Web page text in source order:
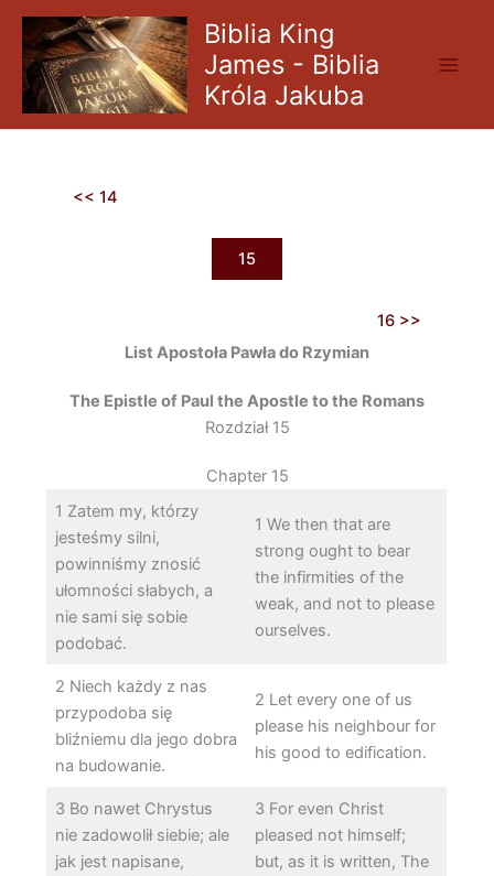
Skip
content
Biblia King
James - Biblia
Króla Jakuba
<< 14
15
16 >>
List Apostoła Pawła do Rzymian
The Epistle of Paul the Apostle to the Romans
Rozdział 15
Chapter 15
1 Zatem my, którzy
jesteśmy silni,
powinniśmy znosić
ułomności słabych, a
nie sami się sobie
podobać.
1 We then that are
strong ought to bear
the infirmities of the
weak, and not to please
ourselves.
2 Niech każdy z nas
przypodoba się
bliźniemu dla jego dobra
na budowanie.
2 Let every one of us
please his neighbour for
his good to edification.
3 Bo nawet Chrystus
nie zadowolił siebie; ale
jak jest napisane,
3 For even Christ
pleased not himself;
but, as it is written, The